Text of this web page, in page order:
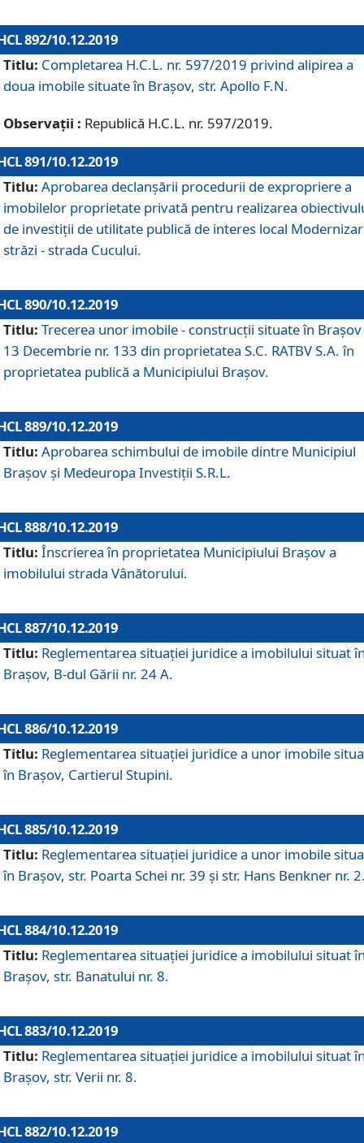
892/10.12.2019
Titlu: Completarea H.C.L. nr. 597/2019 privind alipirea a
doua imobile situate în Brașov, str. Apollo F.N.
Observații : Republică H.C.L. nr. 597/2019.
891/10.12.2019
Titlu: Aprobarea declanșării procedurii de expropriere a
imobilelor proprietate privată pentru realizarea
de investiții de utilitate publică de interes local
străzi - strada Cucului.
890/10.12.2019
Titlu: Trecerea unor imobile - construcții situate în Brașov
13 Decembrie nr. 133 din proprietatea S.C. RATBV S.A. în
proprietatea publică a Municipiului Brașov.
889/10.12.2019
Titlu: Aprobarea schimbului de imobile dintre Municipiul
Brașov și Medeuropa Investiții S.R.L.
888/10.12.2019
Titlu: Înscrierea în proprietatea Municipiului Braşov a
imobilului strada Vânătorului.
887/10.12.2019
Titlu: Reglementarea situației juridice a imobilului situat
Brașov, B-dul Gării nr. 24 A.
886/10.12.2019
Titlu: Reglementarea situaţiei juridice a unor imobile
în Braşov, Cartierul Stupini.
885/10.12.2019
Titlu: Reglementarea situației juridice a unor imobile
în Brașov, str. Poarta Schei nr. 39 și str. Hans Benkner nr.
884/10.12.2019
Titlu: Reglementarea situației juridice a imobilului situat
Brașov, str. Banatului nr. 8.
883/10.12.2019
Titlu: Reglementarea situației juridice a imobilului situat
Brașov, str. Verii nr. 8.
882/10.12.2019